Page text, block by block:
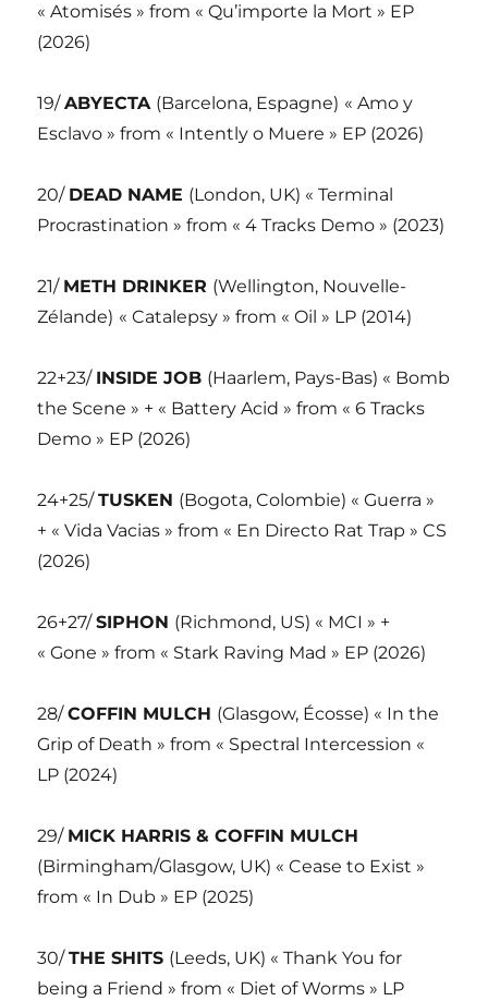
« Atomisés » from « Qu’importe la Mort » EP
(2026)
19/ABYECTA (Barcelona, Espagne) « Amo y
Esclavo » from « Intently o Muere » EP (2026)
20/ DEAD NAME (London, UK) « Terminal
Procrastination » from « 4 Tracks Demo » (2023)
21/ METH DRINKER (Wellington, Nouvelle-
Zélande) « Catalepsy » from « Oil » LP (2014)
22+23/ INSIDE JOB (Haarlem, Pays-Bas) « Bomb
the Scene » + « Battery Acid » from « 6 Tracks
Demo » EP (2026)
24+25/TUSKEN (Bogota, Colombie) « Guerra »
+ « Vida Vacias » from « En Directo Rat Trap » CS
(2026)
26+27/SIPHON (Richmond, US) « MCI » +
« Gone » from « Stark Raving Mad » EP (2026)
28/COFFIN MULCH (Glasgow, Écosse) « In the
Grip of Death » from « Spectral Intercession «
LP (2024)
29/ MICK HARRIS & COFFIN MULCH
(Birmingham/Glasgow, UK) « Cease to Exist »
from « In Dub » EP (2025)
30/THE SHITS (Leeds, UK) « Thank You for
being a Friend » from « Diet of Worms » LP